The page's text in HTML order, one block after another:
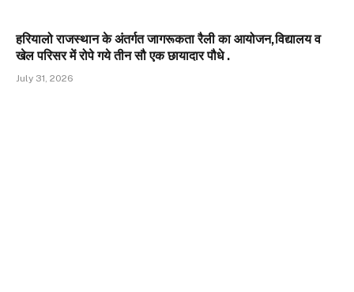
हरियालो राजस्थान के अंतर्गत जागरूकता रैली का आयोजन,विद्यालय व
खेल परिसर में रोपे गये तीन सौ एक छायादार पौधे .
July 31, 2026